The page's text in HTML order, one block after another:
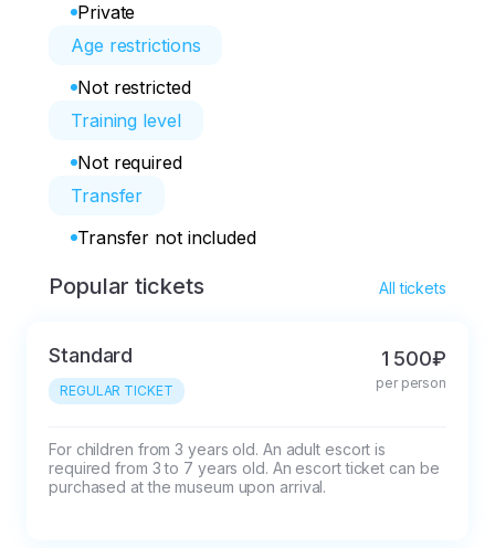
Private
Age restrictions
Not restricted
Training level
Not required
Transfer
Transfer not included
Popular tickets All tickets
Standard
REGULAR TICKET
1 500₽
per person
For children from 3 years old. An adult escort is
required from 3 to 7 years old. An escort ticket can be
purchased at the museum upon arrival.